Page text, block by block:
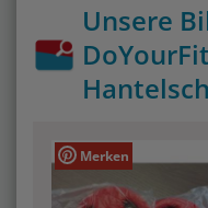
Unsere
Merken